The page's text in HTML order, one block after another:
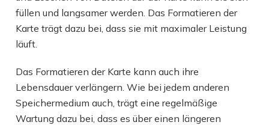
füllen und langsamer werden. Das Formatieren der
Karte trägt dazu bei, dass sie mit maximaler Leistung
läuft.
Das Formatieren der Karte kann auch ihre
Lebensdauer verlängern. Wie bei jedem anderen
Speichermedium auch, trägt eine regelmäßige
Wartung dazu bei, dass es über einen längeren